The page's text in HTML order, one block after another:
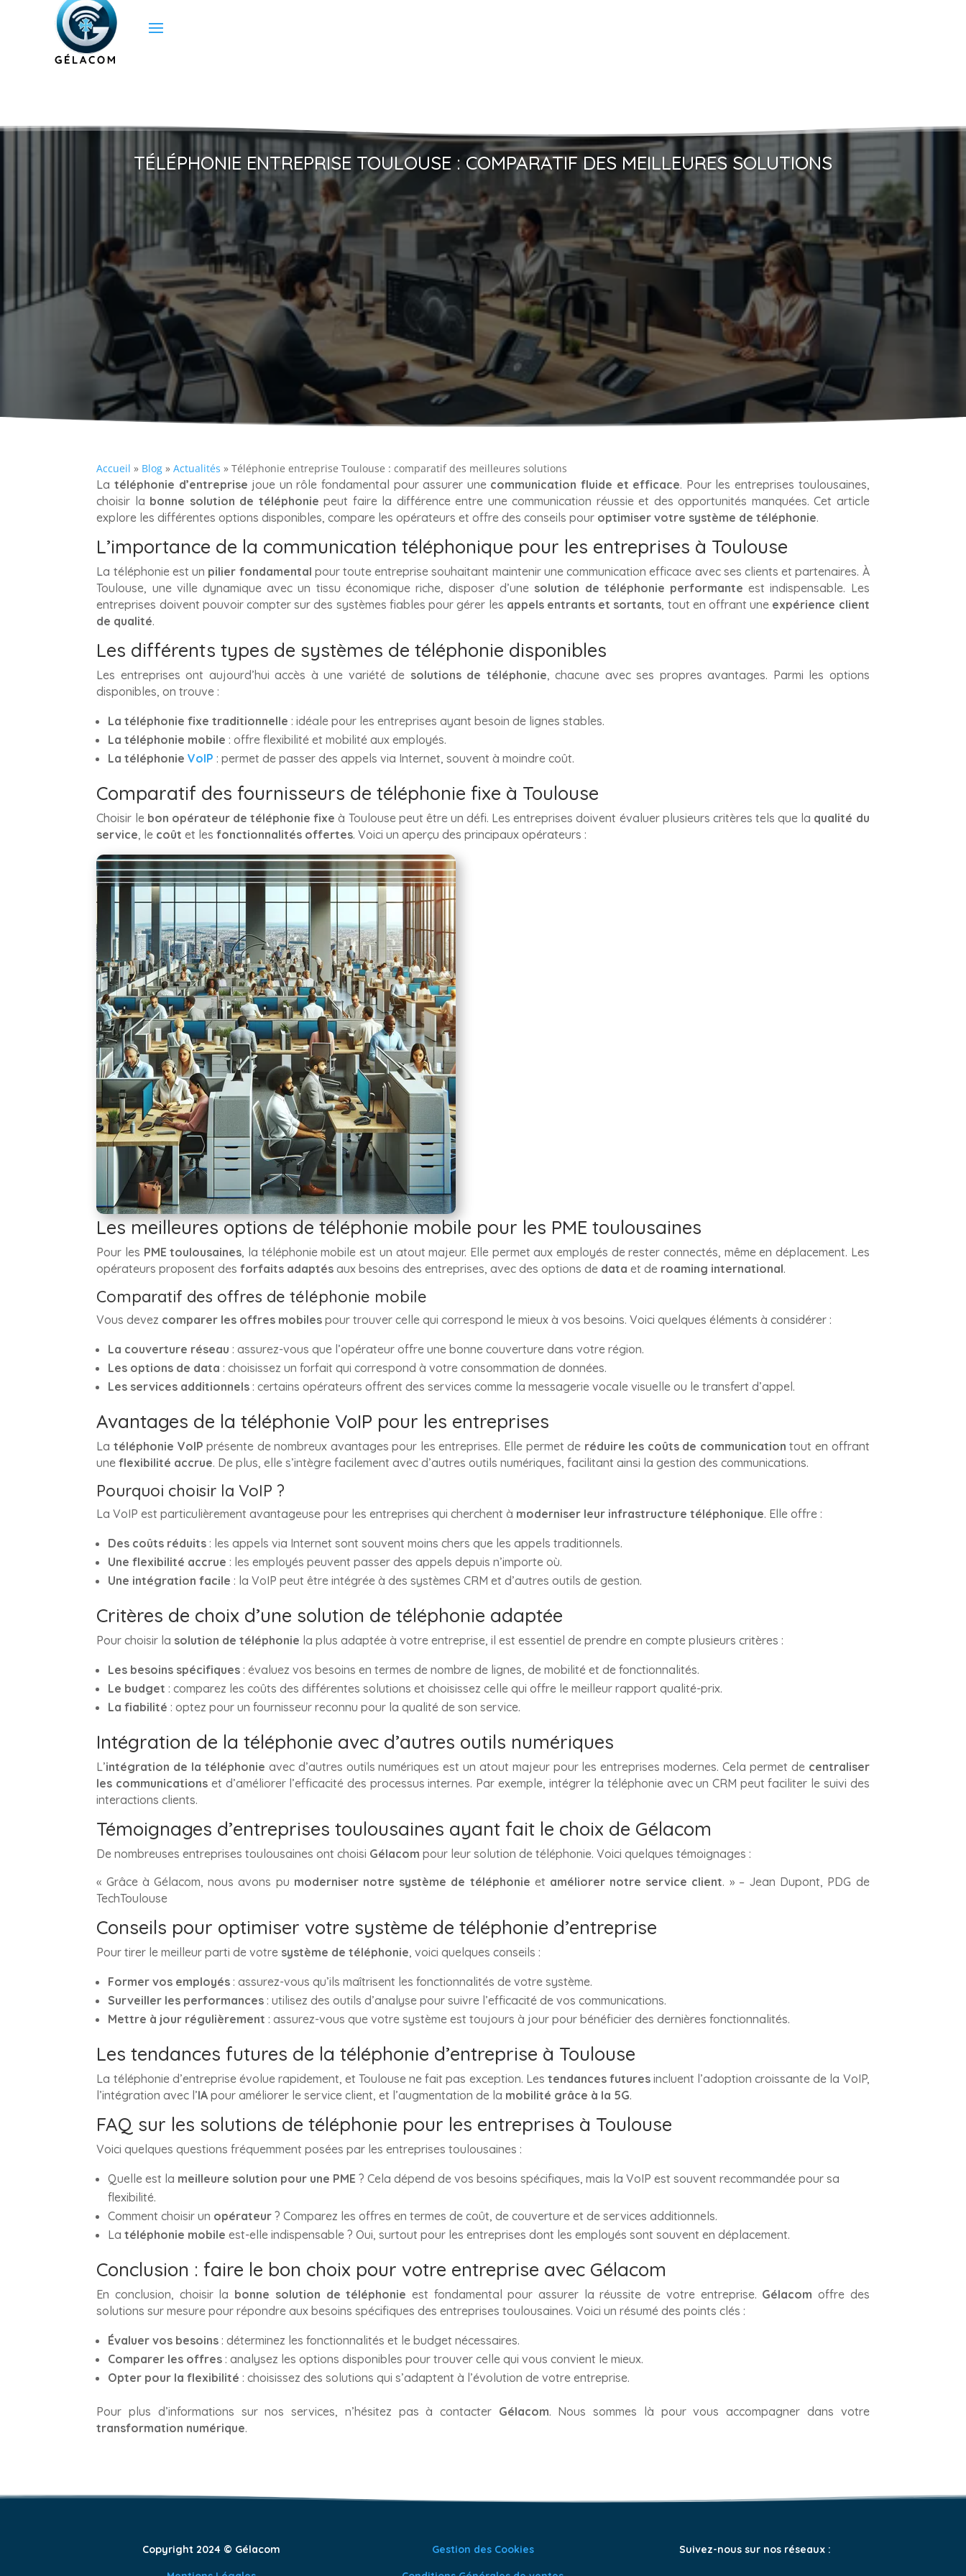
TÉLÉPHONIE ENTREPRISE TOULOUSE : COMPARATIF DES MEILLEURES SOLUTIONS
Accueil » Blog »Actualités »Téléphonie entreprise Toulouse : comparatif des meilleures solutions
Latéléphonie d’entreprise joue un rôle fondamental pour assurer une communication fluide et efficace. Pour les entreprises toulousaines,
choisir la bonne solution de téléphonie peut faire la différence entre une communication réussie et des opportunités manquées. Cet article
explore les différentes options disponibles, compare les opérateurs et offre des conseils pour optimiser votre système de téléphonie.
L’importance de la communication téléphonique pour les entreprises à Toulouse
La téléphonie est un pilier fondamental pour toute entreprise souhaitant maintenir une communication efficace avec ses clients et partenaires. À
Toulouse, une ville dynamique avec un tissu économique riche, disposer d’une solution de téléphonie performante est indispensable. Les
entreprises doivent pouvoir compter sur des systèmes fiables pour gérer les appels entrants et sortants, tout en offrant une expérience client
de qualité.
Les différents types de systèmes de téléphonie disponibles
Les entreprises ont aujourd’hui accès à une variété de solutions de téléphonie, chacune avec ses propres avantages. Parmi les options
disponibles, on trouve :
La téléphonie fixe traditionnelle : idéale pour les entreprises ayant besoin de lignes stables.
La téléphonie mobile : offre flexibilité et mobilité aux employés.
La téléphonieVoIP : permet de passer des appels via Internet, souvent à moindre coût.
Comparatif des fournisseurs de téléphonie fixe à Toulouse
Choisir le bon opérateur de téléphonie fixe à Toulouse peut être un défi. Les entreprises doivent évaluer plusieurs critères tels que la qualité du
service, le coût et lesfonctionnalités offertes. Voici un aperçu des principaux opérateurs :
Les meilleures options de téléphonie mobile pour les PME toulousaines
Pour les PME toulousaines, la téléphonie mobile est un atout majeur. Elle permet aux employés de rester connectés, même en déplacement. Les
opérateurs proposent desforfaits adaptés aux besoins des entreprises, avec des options de data et de roaming international.
Comparatif des offres de téléphonie mobile
Vous devez comparer les offres mobiles pour trouver celle qui correspond le mieux à vos besoins. Voici quelques éléments à considérer :
La couverture réseau : assurez-vous que l’opérateur offre une bonne couverture dans votre région.
Les options de data : choisissez un forfait qui correspond à votre consommation de données.
Les services additionnels : certains opérateurs offrent des services comme la messagerie vocale visuelle ou le transfert d’appel.
Avantages de la téléphonie VoIP pour les entreprises
La téléphonie VoIP présente de nombreux avantages pour les entreprises. Elle permet de réduire les coûts de communication tout en offrant
uneflexibilité accrue. De plus, elle s’intègre facilement avec d’autres outils numériques, facilitant ainsi la gestion des communications.
Pourquoi choisir la VoIP ?
La VoIP est particulièrement avantageuse pour les entreprises qui cherchent à moderniser leur infrastructure téléphonique. Elle offre :
Des coûts réduits : les appels via Internet sont souvent moins chers que les appels traditionnels.
Une flexibilité accrue : les employés peuvent passer des appels depuis n’importe où.
Une intégration facile : la VoIP peut être intégrée à des systèmes CRM et d’autres outils de gestion.
Critères de choix d’une solution de téléphonie adaptée
Pour choisir la solution de téléphonie la plus adaptée à votre entreprise, il est essentiel de prendre en compte plusieurs critères :
Les besoins spécifiques : évaluez vos besoins en termes de nombre de lignes, de mobilité et de fonctionnalités.
Le budget : comparez les coûts des différentes solutions et choisissez celle qui offre le meilleur rapport qualité-prix.
La fiabilité : optez pour un fournisseur reconnu pour la qualité de son service.
Intégration de la téléphonie avec d’autres outils numériques
L’intégration de la téléphonie avec d’autres outils numériques est un atout majeur pour les entreprises modernes. Cela permet de centraliser
les communications et d’améliorer l’efficacité des processus internes. Par exemple, intégrer la téléphonie avec un CRM peut faciliter le suivi des
interactions clients.
Témoignages d’entreprises toulousaines ayant fait le choix de Gélacom
De nombreuses entreprises toulousaines ont choisi Gélacom pour leur solution de téléphonie. Voici quelques témoignages :
« Grâce à Gélacom, nous avons pu moderniser notre système de téléphonie et améliorer notre service client. » – Jean Dupont, PDG de
TechToulouse
Conseils pour optimiser votre système de téléphonie d’entreprise
Pour tirer le meilleur parti de votre système de téléphonie, voici quelques conseils :
Former vos employés : assurez-vous qu’ils maîtrisent les fonctionnalités de votre système.
Surveiller les performances : utilisez des outils d’analyse pour suivre l’efficacité de vos communications.
Mettre à jour régulièrement : assurez-vous que votre système est toujours à jour pour bénéficier des dernières fonctionnalités.
Les tendances futures de la téléphonie d’entreprise à Toulouse
La téléphonie d’entreprise évolue rapidement, et Toulouse ne fait pas exception. Les tendances futuresincluent l’adoption croissante de la VoIP,
l’intégration avec l’IA pour améliorer le service client, et l’augmentation de la mobilité grâce à la 5G.
FAQ sur les solutions de téléphonie pour les entreprises à Toulouse
Voici quelques questions fréquemment posées par les entreprises toulousaines :
Quelle est la meilleure solution pour une PME ? Cela dépend de vos besoins spécifiques, mais la VoIP est souvent recommandée pour sa
flexibilité.
Comment choisir un opérateur ? Comparez les offres en termes de coût, de couverture et de services additionnels.
Latéléphonie mobile est-elle indispensable ? Oui, surtout pour les entreprises dont les employés sont souvent en déplacement.
Conclusion : faire le bon choix pour votre entreprise avec Gélacom
En conclusion, choisir la bonne solution de téléphonie est fondamental pour assurer la réussite de votre entreprise. Gélacom offre des
solutions sur mesure pour répondre aux besoins spécifiques des entreprises toulousaines. Voici un résumé des points clés :
Évaluer vos besoins : déterminez les fonctionnalités et le budget nécessaires.
Comparer les offres : analysez les options disponibles pour trouver celle qui vous convient le mieux.
Opter pour la flexibilité : choisissez des solutions qui s’adaptent à l’évolution de votre entreprise.
Pour plus d’informations sur nos services, n’hésitez pas à contacter Gélacom. Nous sommes là pour vous accompagner dans votre
transformation numérique.
Copyright 2024 © Gélacom Gestion des Cookies Suivez-nous sur nos réseaux :